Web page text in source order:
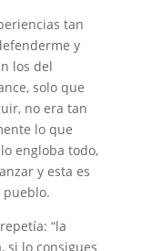
tan
y
los del
solo que
no era tan
lo que
engloba todo,
y esta es
pueblo.
“la
si lo consigues